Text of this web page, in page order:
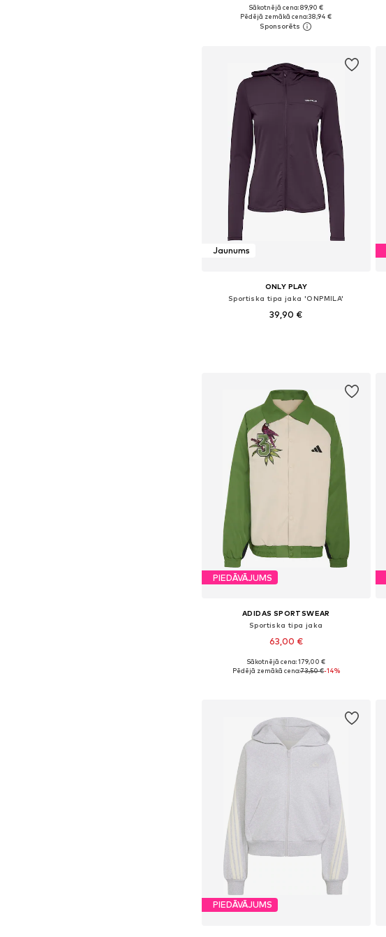
Pievienot grozam
Sākotnējā cena: 89,90 €
Pēdējā zemākā cena:38,94 €
Jaunums
ONLY PLAY
Sportiska tipa jaka 'ONPMILA'
39,90 €
PIEDĀVĀJUMS
ADIDAS SPORTSWEAR
Sportiska tipa jaka
63,00 €
Pieejamie izmēri: XS, S, M, L
Sākotnējā cena: 179,00 €
Pēdējā zemākā cena:73,50 €-14%
PIEDĀVĀJUMS